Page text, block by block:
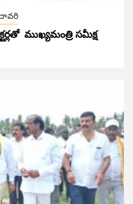
ముఖ్యమంత్రి సమీక్ష